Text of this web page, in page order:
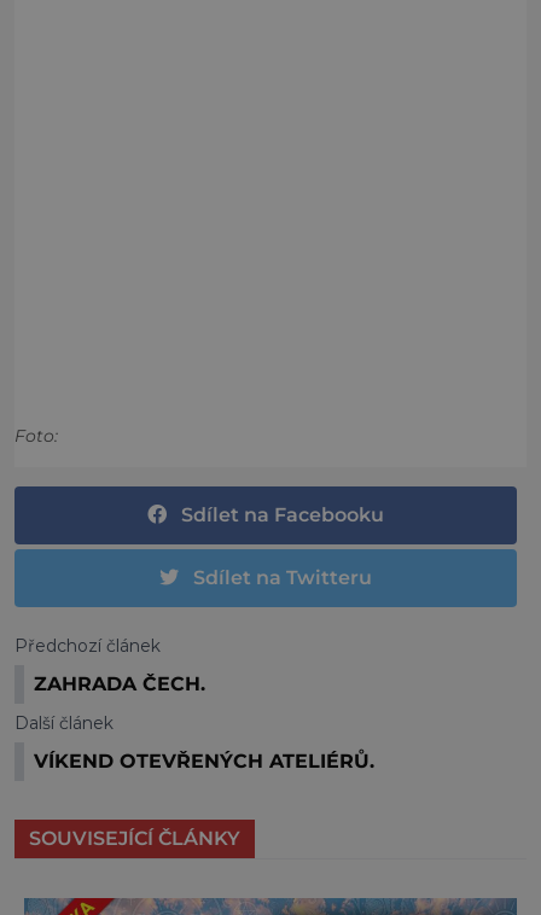
Foto:
Sdílet na Facebooku
Sdílet na Twitteru
Předchozí článek
ZAHRADA ČECH.
Další článek
VÍKEND OTEVŘENÝCH ATELIÉRŮ.
SOUVISEJÍCÍ ČLÁNKY